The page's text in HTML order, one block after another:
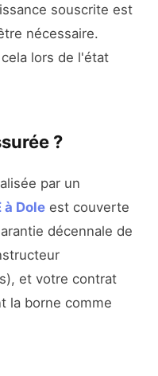
souscrite est
nécessaire.
lors de l'état
?
par un
Dole est couverte
décennale de
et votre contrat
la borne comme